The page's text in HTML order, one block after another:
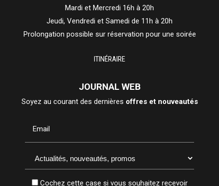
Mardi et Mercredi 16h à 20h
Jeudi, Vendredi et Samedi de 11h à 20h
Prolongation possible sur réservation pour une soirée
ITINÉRAIRE
JOURNAL WEB
Soyez au courant des dernières offres et nouveautés
Email
Cochez cette case si vous souhaitez recevoir